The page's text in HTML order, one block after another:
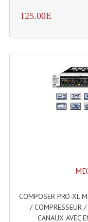
125.00E
COMPOSER PRO-XL
/ COMPRESSEUR
CANAUX AVEC